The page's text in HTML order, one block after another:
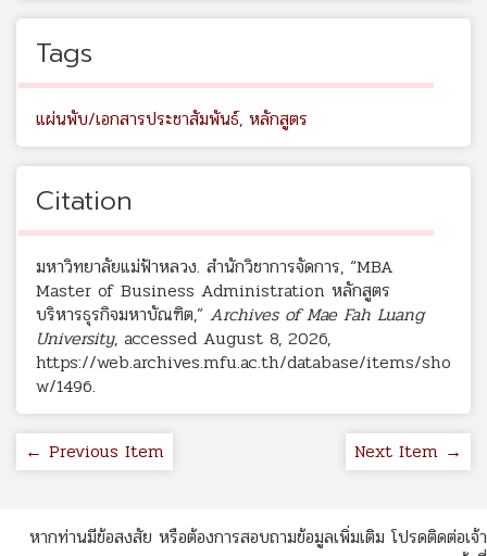
Tags
แผ่นพับ/เอกสารประชาสัมพันธ์, หลักสูตร
Citation
มหาวิทยาลัยแม่ฟ้าหลวง. สำนักวิชาการจัดการ, “MBA
Master of Business Administration หลักสูตร
บริหารธุรกิจมหาบัณฑิต,” Archives of Mae Fah Luang
University, accessed August 8, 2026,
https://web.archives.mfu.ac.th/database/items/sho
w/1496.
← Previous Item Next Item →
หากท่านมีข้อสงสัย หรือต้องการสอบถามข้อมูลเพิ่มเติม โปรดติดต่อเจ้า